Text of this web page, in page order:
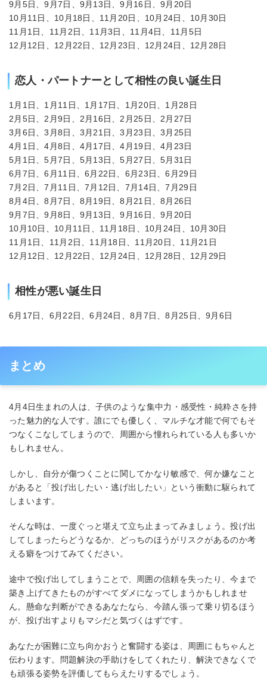
9月5日、9月7日、9月13日、9月16日、9月20日
10月11日、10月18日、11月20日、10月24日、10月30日
11月1日、11月2日、11月3日、11月4日、11月5日
12月12日、12月22日、12月23日、12月24日、12月28日
恋人・パートナーとして相性の良い誕生日
1月1日、1月11日、1月17日、1月20日、1月28日
2月5日、2月9日、2月16日、2月25日、2月27日
3月6日、3月8日、3月21日、3月23日、3月25日
4月1日、4月8日、4月17日、4月19日、4月23日
5月1日、5月7日、5月13日、5月27日、5月31日
6月7日、6月11日、6月22日、6月23日、6月29日
7月2日、7月11日、7月12日、7月14日、7月29日
8月4日、8月7日、8月19日、8月21日、8月26日
9月7日、9月8日、9月13日、9月16日、9月20日
10月10日、10月11日、11月18日、10月24日、10月30日
11月1日、11月2日、11月18日、11月20日、11月21日
12月12日、12月22日、12月24日、12月28日、12月29日
相性が悪い誕生日
6月17日、6月22日、6月24日、8月7日、8月25日、9月6日
まとめ
4月4日生まれの人は、子供のような集中力・感受性・純粋さを持
った魅力的な人です。誰にでも優しく、マルチな才能で何でもそ
つなくこなしてしまうので、周囲から憧れられている人も多いか
もしれません。
しかし、自分が傷つくことに関してかなり敏感で、何か嫌なこと
があると「投げ出したい・逃げ出したい」という衝動に駆られて
しまいます。
そんな時は、一度ぐっと堪えて立ち止まってみましょう。投げ出
してしまったらどうなるか、どっちのほうがリスクがあるのか考
える癖をつけてみてください。
途中で投げ出してしまうことで、周囲の信頼を失ったり、今まで
築き上げてきたものがすべてダメになってしまうかもしれませ
ん。懸命な判断ができるあなたなら、今踏ん張って乗り切るほう
が、投げ出すよりもマシだと気づくはずです。
あなたが困難に立ち向かおうと奮闘する姿は、周囲にもちゃんと
伝わります。問題解決の手助けをしてくれたり、解決できなくで
も頑張る姿勢を評価してもらえたりするでしょう。